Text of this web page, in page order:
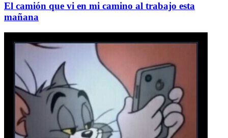
El camión que vi en mi camino al trabajo esta
mañana